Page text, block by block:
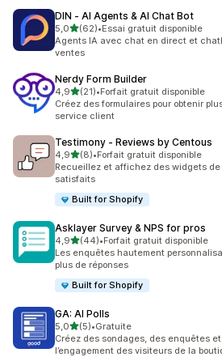
DIN ‑ AI Agents & AI Chat Bot
5,0étoile(s) sur 5
(62)
62 avis au total
•Essai gratuit disponible
Agents IA avec chat en direct et
ventes
Nerdy Form Builder
4,9étoile(s) sur 5
(21)
21 avis au total
•Forfait gratuit disponible
Créez des formulaires pour obtenir
service client
Testimony ‑ Reviews by Centous
4,9étoile(s) sur 5
(8)
8 avis au total
•Forfait gratuit disponible
Recueillez et affichez des widgets
satisfaits
Built for Shopify
Asklayer Survey & NPS for pros
4,9étoile(s) sur 5
(44)
44 avis au total
•Forfait gratuit disponible
Les enquêtes hautement
plus de réponses
Built for Shopify
GA: AI Polls
5,0étoile(s) sur 5
(5)
5 avis au total
•Gratuite
Créez des sondages, des enquêtes
l’engagement des visiteurs de la